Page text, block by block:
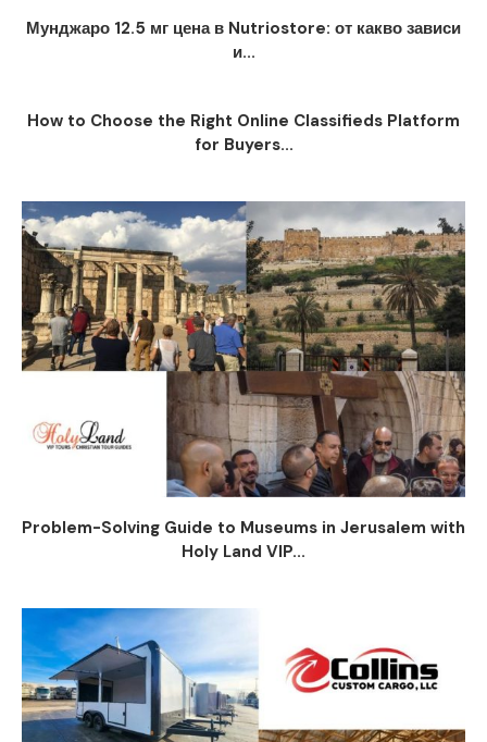
Мунджаро 12.5 мг цена в Nutriostore: от какво зависи
и...
How to Choose the Right Online Classifieds Platform
for Buyers...
Problem-Solving Guide to Museums in Jerusalem with
Holy Land VIP...